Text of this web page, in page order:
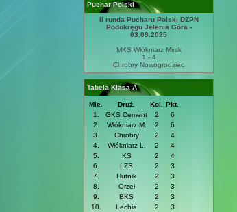
Puchar Polski
II runda Pucharu Polski DZPN
Podokręgu Jelenia Góra -
03.09.2025
MKS Włókniarz Mirsk
1 - 4
Chrobry Nowogrodziec
Tabela Klasa A
Mie. Druż. Kol.
Pkt.
1.
GKS Cement 2
6
2.
Włókniarz M. 2
6
3.
Chrobry 2
4
4.
Włókniarz L. 2
4
5.
KS 2
4
6.
LZS 2
3
7.
Hutnik 2
3
8.
Orzeł 2
3
9.
BKS 2
3
10.
Lechia 2
3